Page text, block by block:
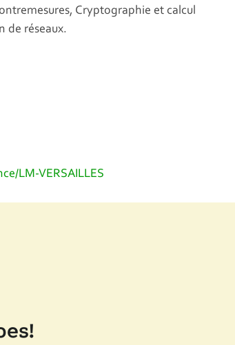
Cryptographie et calcul
de réseaux.
LM-VERSAILLES